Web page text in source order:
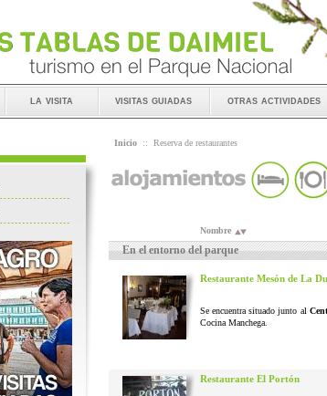
la visita visitas guiadas otras actividades
Inicio :: Reserva de restaurantes
Nombre
En el entorno del parque
Restaurante Mesón de La
Se encuentra situado junto al
Cocina Manchega.
Restaurante El Portón